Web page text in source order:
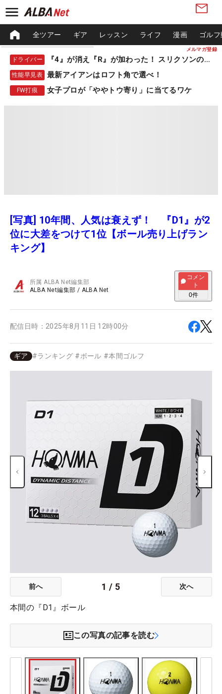
メルマガ登録
全ツアー ギア レッスン ライフ 漫画 ゴル
ドライバー 『4』が消え『R』が加わった！ スリクソンの新作
性能早見表 最新アイアンはロフト角で選べ！
FW打痕 女子プロが「ややトウ寄り」に当てるワケ
[写真] 10年間、人気は衰えず！ 『D1』が2
位に大差をつけて1位【ボール売り上げラン
キング】
所属ALBA Net編集部
ALBA Net編集部 / ALBA Net
コメン
ト
0件
配信日時： 2025年8月11日 12時00分
ギア #ランキング #ボール #本間ゴルフ
前へ 1 / 5 次へ
本間の『D1』ボール
この写真の記事を読む